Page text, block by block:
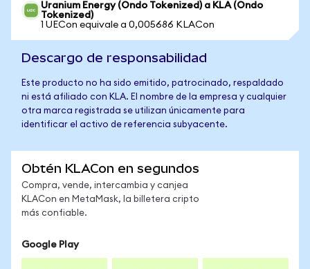
Uranium Energy (Ondo Tokenized) a KLA (Ondo
Tokenized)
1 UECon equivale a 0,005686 KLACon
Descargo de responsabilidad
Este producto no ha sido emitido, patrocinado, respaldado
ni está afiliado con KLA. El nombre de la empresa y cualquier
otra marca registrada se utilizan únicamente para
identificar el activo de referencia subyacente.
Obtén KLACon en segundos
Compra, vende, intercambia y canjea
KLACon en MetaMask, la billetera cripto
más confiable.
Google Play